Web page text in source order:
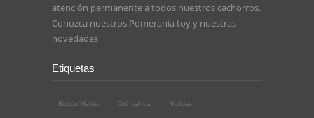
atención permanente a todos nuestros cachorros.
Conozca nuestros Pomerania toyy nuestras
novedades
Etiquetas
Bichón Maltés Chihuahua Noticias